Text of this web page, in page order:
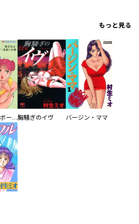
もっと見る
キャッシュボーイ胸騒ぎのイヴ バージン・ママ